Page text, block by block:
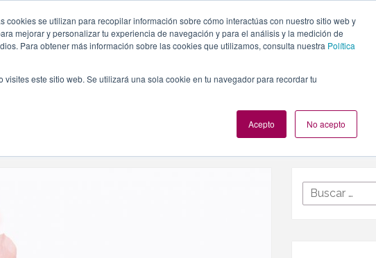
cookies se utilizan para recopilar información sobre cómo interactúas con nuestro sitio web y
mejorar y personalizar tu experiencia de navegación y para el análisis y la medición de
Para obtener más información sobre las cookies que utilizamos, consulta nuestra Política
este sitio web. Se utilizará una sola cookie en tu navegador para recordar tu
Acepto No acepto
INICIO QUIÉNES SOMOS TE OFRECEMOS PLANES NUESTROS EVENTOS
Buscar
por: